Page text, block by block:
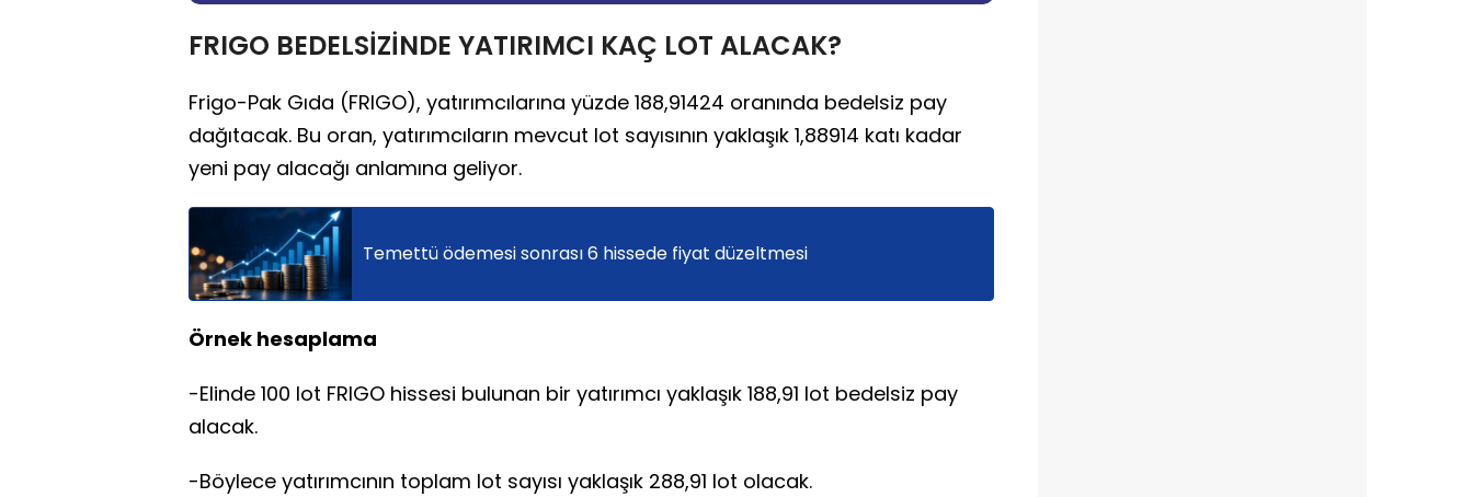
FRIGO BEDELSİZİNDE YATIRIMCI KAÇ LOT ALACAK?
Frigo-Pak Gıda (FRIGO), yatırımcılarına yüzde 188,91424 oranında bedelsiz pay
dağıtacak. Bu oran, yatırımcıların mevcut lot sayısının yaklaşık 1,88914 katı kadar
yeni pay alacağı anlamına geliyor.
Temettü ödemesi sonrası 6 hissede fiyat düzeltmesi
Örnek hesaplama
-Elinde 100 lot FRIGO hissesi bulunan bir yatırımcı yaklaşık 188,91 lot bedelsiz pay
alacak.
-Böylece yatırımcının toplam lot sayısı yaklaşık 288,91 lot olacak.